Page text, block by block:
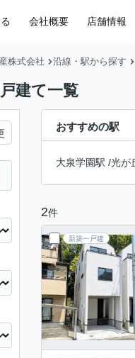
会社概要 店舗情報
株式会社 沿線・駅から探す
建て一覧
おすすめの駅
大泉学園駅 /光が
2件
新築一戸建